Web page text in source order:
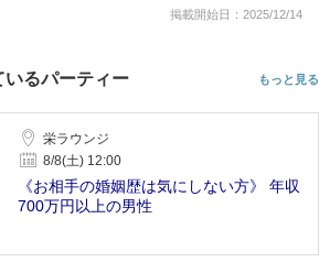
掲載開始日：2025/12/14
いるパーティー もっと見る
栄ラウンジ
8/8(土) 12:00
《お相手の婚姻歴は気にしない方》 年収
700万円以上の男性